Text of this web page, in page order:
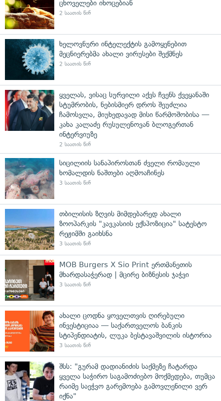
ცხოველები იხოცებიან
2 საათის წინ
ხელოვნური ინტელექტის გამოყენებით
მეცნიერებმა ახალი ვირუსები შექმნეს
2 საათის წინ
ყველას, ვისაც სურვილი აქვს ჩვენს ქვეყანაში
სტუმრობის, ნებისმიერ დროს შეუძლია
ჩამოსვლა, მიუხედავად მისი წარმოშობისა —
კახა კალაძე რუსულენოვან ბლოგერთან
ინტერვიუზე
2 საათის წინ
სიცილიის სანაპიროსთან ძველი რომაული
ხომალდის ნაშთები აღმოაჩინეს
3 საათის წინ
თბილისის ზღვის მიმდებარედ ახალი
ზოოპარკის "კავკასიის ექსპოზიცია" სატესტო
რეჟიმში გაიხსნა
3 საათის წინ
MOB Burgers X Sio Print ერთმანეთის
მხარდასაჭერად | მცირე ბიზნესის ჯაჭვი
3 საათის წინ
ახალი ცოდნა ყოველთვის ღირებული
ინვესტიციაა — საქართველოს ბანკის
სტიპენდიატის, ლუკა ბესტავაშვილის ისტორია
3 საათის წინ
შსს: "გურამ დადიანიძის საქმეზე ჩატარდა
ყველა საჭირო საგამოძიებო მოქმედება, თუმცა
რაიმე საეჭვო გარემოება გამოვლენილი ვერ
იქნა"